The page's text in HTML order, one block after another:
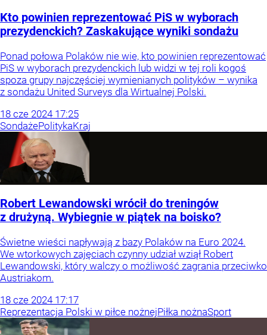
Kto powinien reprezentować PiS w wyborach
prezydenckich? Zaskakujące wyniki sondażu
Ponad połowa Polaków nie wie, kto powinien reprezentować
PiS w wyborach prezydenckich lub widzi w tej roli kogoś
spoza grupy najczęściej wymienianych polityków – wynika
z sondażu United Surveys dla Wirtualnej Polski.
18 cze 2024 17:25
SondażePolitykaKraj
Robert Lewandowski wrócił do treningów
z drużyną. Wybiegnie w piątek na boisko?
Świetne wieści napływają z bazy Polaków na Euro 2024.
We wtorkowych zajęciach czynny udział wziął Robert
Lewandowski, który walczy o możliwość zagrania przeciwko
Austriakom.
18 cze 2024 17:17
Reprezentacja Polski w piłce nożnejPiłka nożnaSport